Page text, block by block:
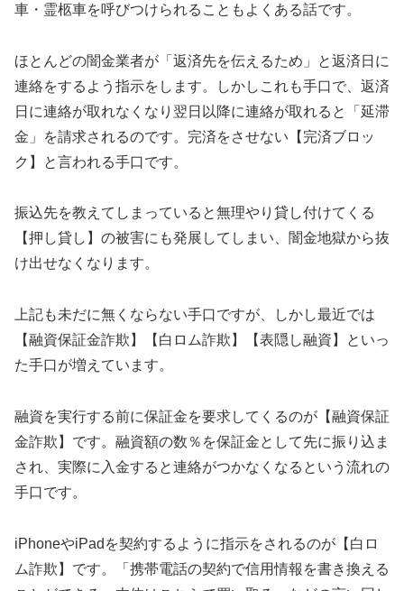
車・霊柩車を呼びつけられることもよくある話です。
ほとんどの闇金業者が「返済先を伝えるため」と返済日に
連絡をするよう指示をします。しかしこれも手口で、返済
日に連絡が取れなくなり翌日以降に連絡が取れると「延滞
金」を請求されるのです。完済をさせない【完済ブロッ
ク】と言われる手口です。
振込先を教えてしまっていると無理やり貸し付けてくる
【押し貸し】の被害にも発展してしまい、闇金地獄から抜
け出せなくなります。
上記も未だに無くならない手口ですが、しかし最近では
【融資保証金詐欺】【白ロム詐欺】【表隠し融資】といっ
た手口が増えています。
融資を実行する前に保証金を要求してくるのが【融資保証
金詐欺】です。融資額の数％を保証金として先に振り込ま
され、実際に入金すると連絡がつかなくなるという流れの
手口です。
iPhoneやiPadを契約するように指示をされるのが【白ロ
ム詐欺】です。「携帯電話の契約で信用情報を書き換える